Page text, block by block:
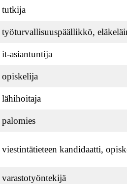
tutkija
työturvallisuuspäällikkö,
it-asiantuntija
opiskelija
lähihoitaja
palomies
viestintätieteen kandidaatti,
varastotyöntekijä